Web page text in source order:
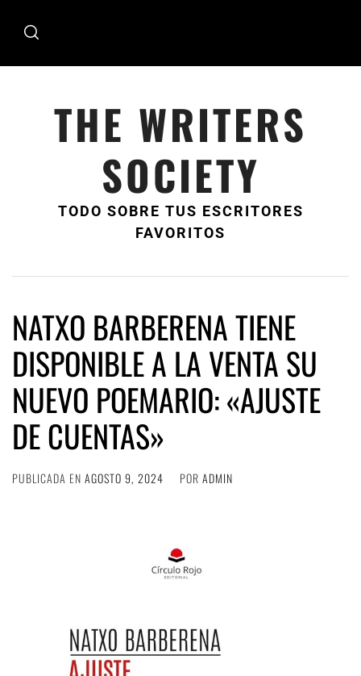
THE WRITERS
SOCIETY
TODO SOBRE TUS ESCRITORES
FAVORITOS
NATXO BARBERENA TIENE
DISPONIBLE A LA VENTA SU
NUEVO POEMARIO: «AJUSTE
DE CUENTAS»
PUBLICADA EN AGOSTO 9, 2024 POR ADMIN